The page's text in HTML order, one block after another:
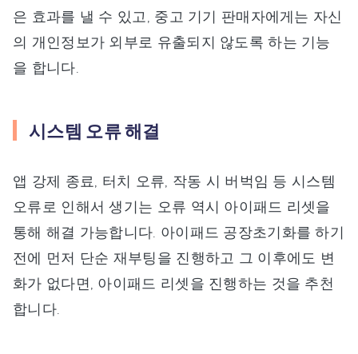
은 효과를 낼 수 있고, 중고 기기 판매자에게는 자신
의 개인정보가 외부로 유출되지 않도록 하는 기능
을 합니다.
시스템 오류 해결
앱 강제 종료, 터치 오류, 작동 시 버벅임 등 시스템
오류로 인해서 생기는 오류 역시 아이패드 리셋을
통해 해결 가능합니다. 아이패드 공장초기화를 하기
전에 먼저 단순 재부팅을 진행하고 그 이후에도 변
화가 없다면, 아이패드 리셋을 진행하는 것을 추천
합니다.